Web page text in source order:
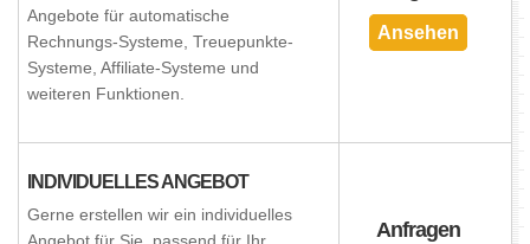
Angebote für automatische
Rechnungs-Systeme, Treuepunkte-
Systeme, Affiliate-Systeme und
weiteren Funktionen.
Ansehen
INDIVIDUELLES ANGEBOT
Gerne erstellen wir ein individuelles
Anfragen